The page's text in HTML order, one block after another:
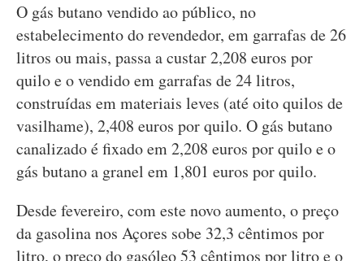
O gás butano vendido ao público, no
estabelecimento do revendedor, em garrafas de 26
litros ou mais, passa a custar 2,208 euros por
quilo e o vendido em garrafas de 24 litros,
construídas em materiais leves (até oito quilos de
vasilhame), 2,408 euros por quilo. O gás butano
canalizado é fixado em 2,208 euros por quilo e o
gás butano a granel em 1,801 euros por quilo.
Desde fevereiro, com este novo aumento, o preço
da gasolina nos Açores sobe 32,3 cêntimos por
litro, o preço do gasóleo 53 cêntimos por litro e o